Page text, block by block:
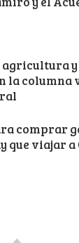
agricultura
la columna
comprar
que viajar a